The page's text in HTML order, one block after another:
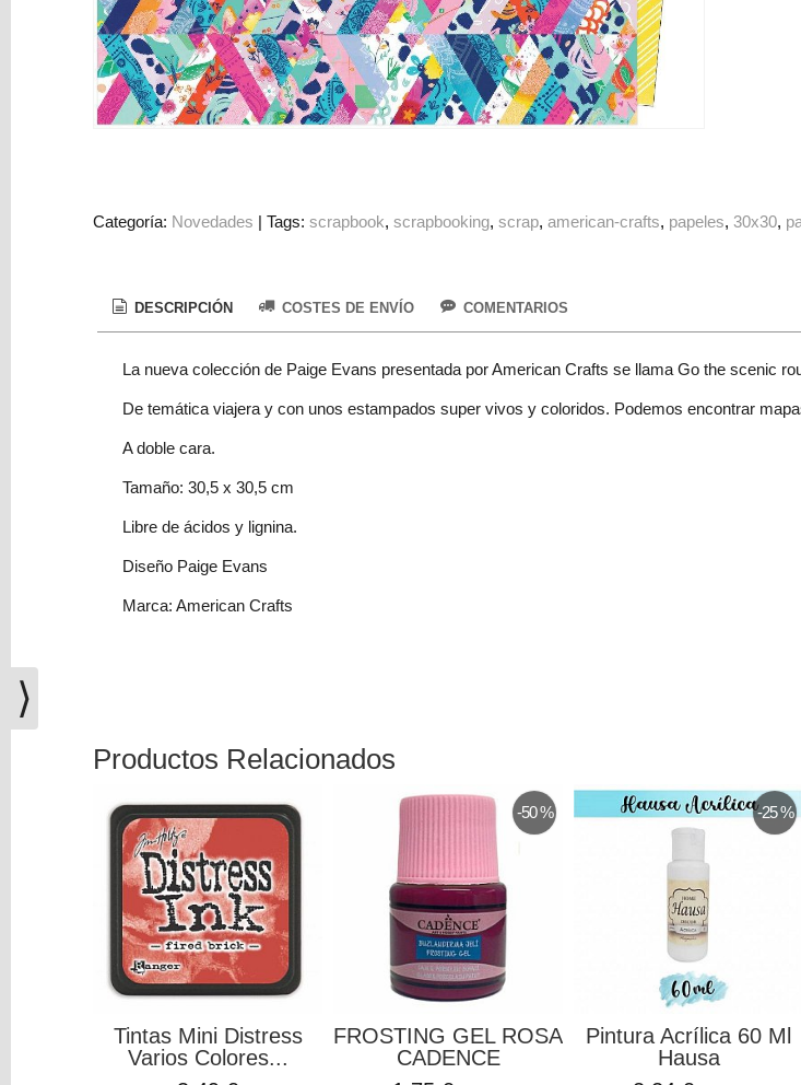
Scrapbooking
Resinas
Colorantes
Figuras
Marcas
está
Redes
Sociales
Instagram
Facebook
Youtube
Categoría: Novedades |Tags:scrapbook scrapbooking scrap american-crafts papeles 30x30
DESCRIPCIÓN COSTES DE ENVÍO COMENTARIOS
La nueva colección de Paige Evans presentada por American Crafts se llama Go the scenic
De temática viajera y con unos estampados super vivos y coloridos. Podemos encontrar
A doble cara.
Tamaño: 30,5 x 30,5 cm
Libre de ácidos y lignina.
Diseño Paige Evans
Marca: American Crafts
Productos Relacionados
Tintas Mini Distress
Varios Colores...
-50 %
FROSTING GEL ROSA
CADENCE
-25 %
Pintura Acrílica 60 Ml
Hausa
⟩